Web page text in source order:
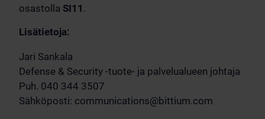
osastolla SI11 .
Lisätietoja:
Jari Sankala
Defense & Security -tuote- ja palvelualueen johtaja
Puh. 040 344 3507
Sähköposti: communications@bittium.com